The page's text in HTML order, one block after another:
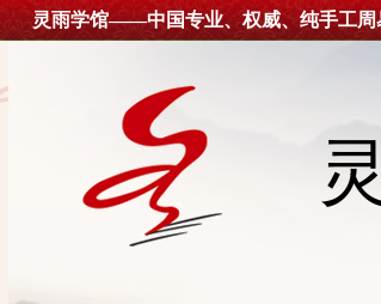
灵雨学馆——中国专业、权威、纯手工周